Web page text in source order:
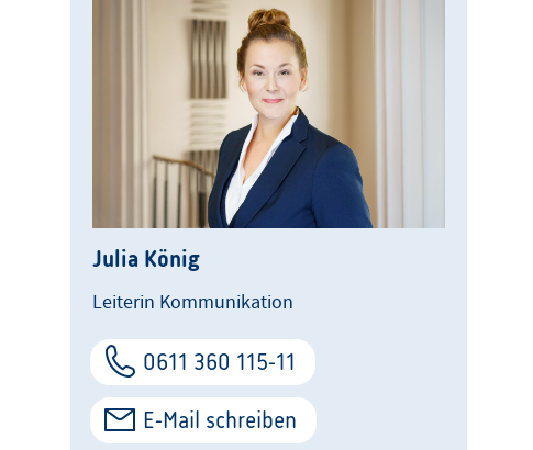
Julia König
Leiterin Kommunikation
0611 360 115-11
E-Mail schreiben